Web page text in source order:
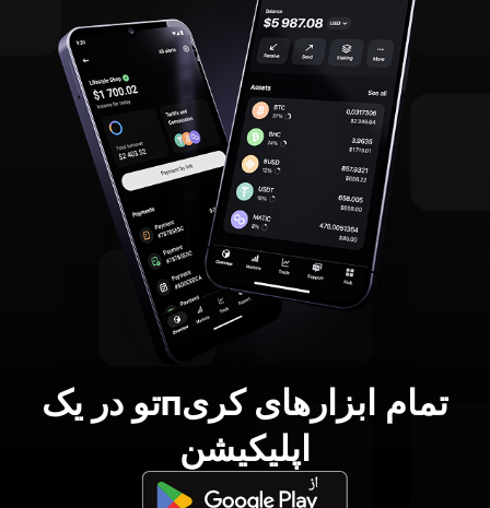
تمام ابزارهای کریпتو در یک
اپلیکیشن